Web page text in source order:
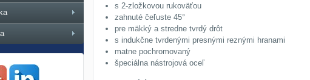
s 2-zložkovou rukoväťou
zahnuté čeľuste 45°
pre mäkký a stredne tvrdý drôt
s indukčne tvrdenými presnými reznými hranami
matne pochromovaný
špeciálna nástrojová oceľ